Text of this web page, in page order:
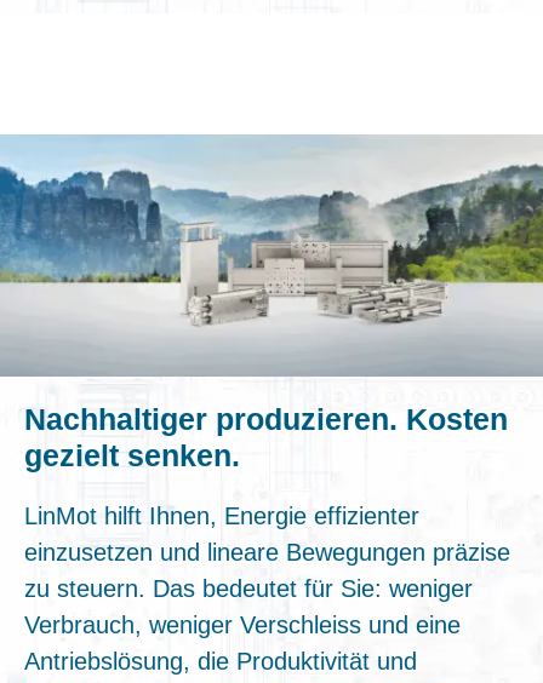
Nachhaltiger produzieren. Kosten
gezielt senken.
LinMot hilft Ihnen, Energie effizienter
einzusetzen und lineare Bewegungen präzise
zu steuern. Das bedeutet für Sie: weniger
Verbrauch, weniger Verschleiss und eine
Antriebslösung, die Produktivität und